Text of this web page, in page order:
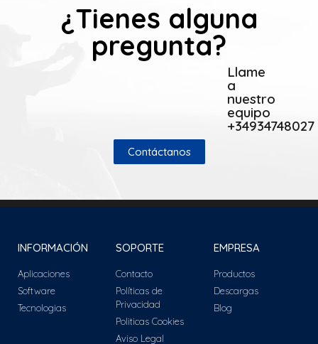
¿Tienes alguna
pregunta?
Llame
a
nuestro
equipo
+34934748027
Contáctanos
INFORMACIÓN
Aplicaciones
Software
Tecnologias
SOPORTE
Contacto
Políticas de
Privacidad
Politicas Cookies
Aviso Legal
EMPRESA
Productos
Descargas
Blog